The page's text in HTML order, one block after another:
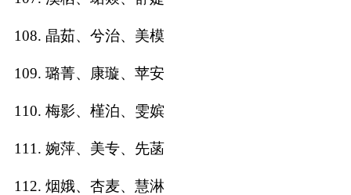
108. 晶茹、兮治、美模
109. 璐菁、康璇、苹安
110. 梅影、槿泊、雯嫔
111. 婉萍、美专、先菡
112. 烟娥、杏麦、慧淋